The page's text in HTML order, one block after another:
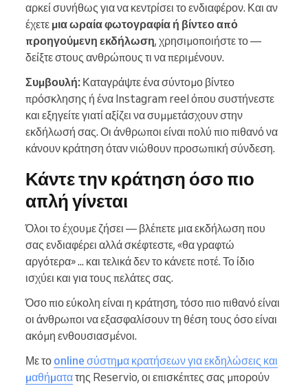
αρκεί συνήθως για να κεντρίσει το ενδιαφέρον. Και αν
έχετε μια ωραία φωτογραφία ή βίντεο από
προηγούμενη εκδήλωση, χρησιμοποιήστε το —
δείξτε στους ανθρώπους τι να περιμένουν.
Συμβουλή: Καταγράψτε ένα σύντομο βίντεο
πρόσκλησης ή ένα Instagram reel όπου συστήνεστε
και εξηγείτε γιατί αξίζει να συμμετάσχουν στην
εκδήλωσή σας. Οι άνθρωποι είναι πολύ πιο πιθανό να
κάνουν κράτηση όταν νιώθουν προσωπική σύνδεση.
Κάντε την κράτηση όσο πιο
απλή γίνεται
Όλοι το έχουμε ζήσει — βλέπετε μια εκδήλωση που
σας ενδιαφέρει αλλά σκέφτεστε, «θα γραφτώ
αργότερα» ... και τελικά δεν το κάνετε ποτέ. Το ίδιο
ισχύει και για τους πελάτες σας.
Όσο πιο εύκολη είναι η κράτηση, τόσο πιο πιθανό είναι
οι άνθρωποι να εξασφαλίσουν τη θέση τους όσο είναι
ακόμη ενθουσιασμένοι.
Με το online σύστημα κρατήσεων για εκδηλώσεις και
μαθήματατης Reservio, οι επισκέπτες σας μπορούν